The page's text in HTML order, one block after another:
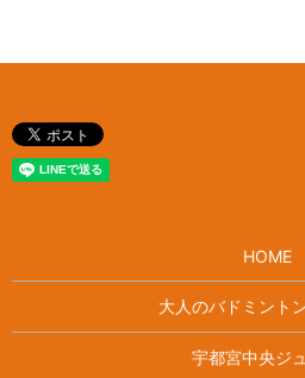
HOME
大人のバドミント
宇都宮中央ジ